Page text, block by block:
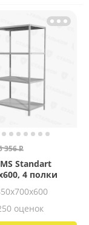
356 Р
Standart
4 полки
оценок